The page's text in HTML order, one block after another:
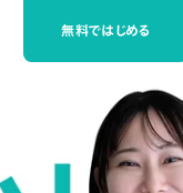
無料ではじめる